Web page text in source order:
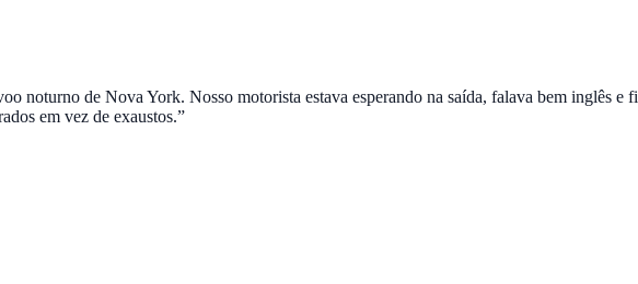
noturno de Nova York. Nosso motorista estava esperando na saída, falava bem inglês
em vez de exaustos.”